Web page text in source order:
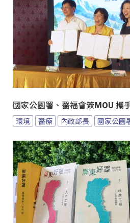
國家公園署、醫福會簽MOU 攜
環境 醫療 內政部長 國家公園